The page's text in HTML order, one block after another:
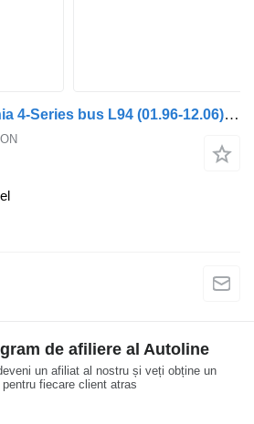
Motor hidraulic Scania 4-Series bus L94 (01.96-12.06) 470937 1764450 pentru autobuz Scania 4-series bus (1995-2006)
de afiliere al Autoline
un afiliat al nostru și veți obține un
fiecare client atras